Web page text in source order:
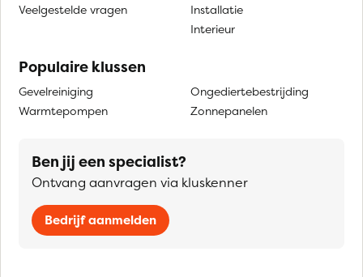
Veelgestelde vragen
Installatie
Interieur
Populaire klussen
Gevelreiniging
Warmtepompen
Ongediertebestrijding
Zonnepanelen
Ben jij een specialist?
Ontvang aanvragen via kluskenner
Bedrijf aanmelden